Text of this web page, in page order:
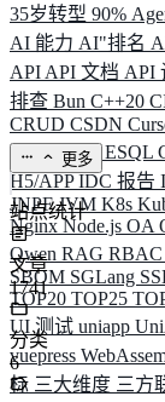
35岁转型 90%
AI 能力 AI"排名
API API 文档 API
排查 Bun C++20
CRUD CSDN
ELK ElysiaESQL
H5/APPIDC 报告
JNPFJVM K8s
NginxNode.js OA
Qwen RAG RBAC
SBOM SGLang
TOP20 TOP25
UI 测试 uniapp
vuepress
标 三大维度 三方
更多
站点统计
文章
1741
分类
6